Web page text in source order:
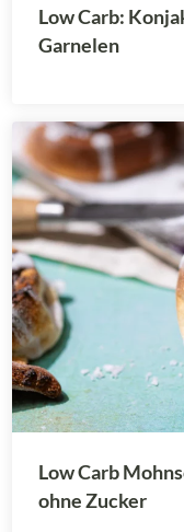
Low Carb:
Garnelen
Low Carb
ohne Zucker